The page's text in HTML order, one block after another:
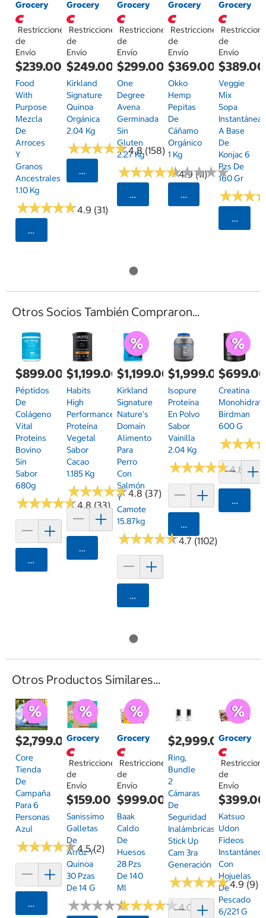
Grocery
Restricciones
de
Envío
$239.00
Food
With
Purpose
Mezcla
De
Arroces
Y
Granos
Ancestrales
1.10 Kg
★★★★★
★★★★★4.9 (31)
Seleccionar Código Postal
Grocery
Restricciones
de
Envío
$249.00
Kirkland
Signature
Quinoa
Orgánica
2.04 Kg
★★★★★
★★★★★4.8 (158)
Seleccionar Código Postal
Grocery
Restricciones
de
Envío
$299.00
One
Degree
Avena
Germinada
Sin
Gluten
2.27 Kg
★★★★★
★★★★★4.9 (11)
Seleccionar Código Postal
Grocery
Restricciones
de
Envío
$369.00
Okko
Hemp
Pepitas
De
Cáñamo
Orgánico
1 Kg
★★★★★
★★★★★
Seleccionar
Grocery
de
Envío
$389.00
Veggie
Mix
Sopa
Instantánea
A Base
De
Konjac 6
Pzs De
160 Gr
★★★
★★★
Otros Socios También Compraron...
$899.00
Péptidos
De
Colágeno
Vital
Proteins
Bovino
Sin
Sabor
680g
★★★★★
★★★★★4.8 (33)
Agregar
$1,199.00
Habits
High
Performance
Proteína
Vegetal
Sabor
Cacao
1.185 Kg
★★★★★
★★★★★4.8 (37)
Agregar
$1,199.00
Kirkland
Signature
Nature's
Domain
Alimento
Para
Perro
Con
Salmón
Y
Camote
15.87kg
★★★★★
★★★★★4.7 (1102)
Agregar
$1,999.00
Isopure
Proteína
En Polvo
Sabor
Vainilla
2.04 Kg
★★★★★
★★★★★4.8 (145)
Agregar
Creatina
Birdman
600 G
★★★
★★★
Otros Productos Similares...
$2,799.00
Core
Tienda
De
Campaña
Para 6
Personas
Azul
★★★★★
★★★★★4.5 (2)
Agregar
Grocery
Restricciones
de
Envío
$159.00
Sanissimo
Galletas
De
Arroz Y
Quinoa
30 Pzas
De 14 G
★★★★★
★★★★★
Grocery
Restricciones
de
Envío
$999.00
Baak
Caldo
De
Huesos
28 Pzs
De 140
Ml
★★★★★
★★★★★4.0 (13)
$2,999.00
Ring,
Bundle
2
Cámaras
De
Seguridad
Inalámbricas
Stick Up
Cam 3ra
Generación
★★★★★
★★★★★4.9 (9)
Grocery
de
Envío
$399.00
Katsuo
Udon
Fideos
Con
Hojuelas
De
Pescado
6/221 G